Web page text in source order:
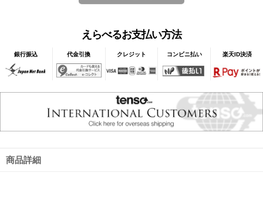
えらべるお支払い方法
銀行振込 代金引換 クレジット コンビニ払い 楽天ID決済
商品詳細